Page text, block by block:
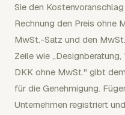
Sie den
Rechnung den Preis ohne
MwSt.-Satz und den
Zeile wie
DKK ohne MwSt." gibt
für die Genehmigung.
Unternehmen registriert